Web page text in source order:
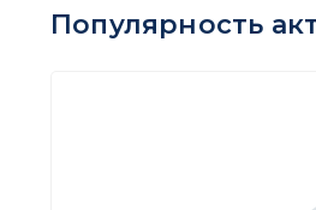
Популярность